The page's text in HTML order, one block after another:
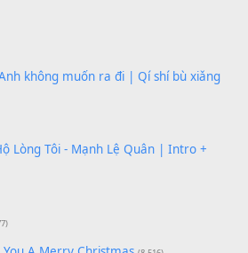
anh (Pinyin)
Gỗ)
Birthday (13.920)
| Anh không muốn ra đi | Qí shí bù